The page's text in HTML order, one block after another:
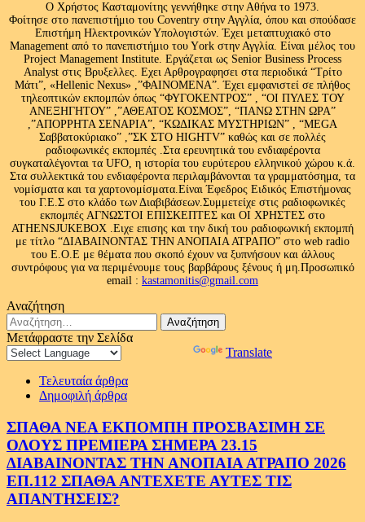
Ο Χρήστος Κασταμονίτης γεννήθηκε στην Αθήνα το 1973.
Φοίτησε στο πανεπιστήμιο του Coventry στην Αγγλία, όπου και σπούδασε
Επιστήμη Ηλεκτρονικών Υπολογιστών. Έχει μεταπτυχιακό στο
Management από το πανεπιστήμιο του Υork στην Αγγλία. Είναι μέλος του
Project Management Institute. Εργάζεται ως Senior Business Process
Analyst στις Βρυξελλες. Εχει Αρθρογραφησει στα περιοδικά “Τρίτο
Μάτι”, «Hellenic Nexus» ,”ΦΑΙΝΟΜΕΝΑ”. Έχει εμφανιστεί σε πλήθος
τηλεοπτικών εκπομπών όπως “ΦΥΓΟΚΕΝΤΡΟΣ” , “ΟΙ ΠΥΛΕΣ ΤΟΥ
ΑΝΕΞΗΓΗΤΟΥ” ,”ΑΘΕΑΤΟΣ ΚΟΣΜΟΣ”, “ΠΑΝΩ ΣΤΗΝ ΩΡΑ”
,”ΑΠΟΡΡΗΤΑ ΣΕΝΑΡΙΑ”, “ΚΩΔΙΚΑΣ ΜΥΣΤΗΡΙΩΝ” , “MEGA
Σαββατοκύριακο” ,”ΣΚ ΣΤΟ HIGHTV” καθώς και σε πολλές
ραδιοφωνικές εκπομπές .Στα ερευνητικά του ενδιαφέροντα
συγκαταλέγονται τα UFO, η ιστορία του ευρύτερου ελληνικού χώρου κ.ά.
Στα συλλεκτικά του ενδιαφέροντα περιλαμβάνονται τα γραμματόσημα, τα
νομίσματα και τα χαρτονομίσματα.Είναι Έφεδρος Ειδικός Επιστήμονας
του Γ.Ε.Σ στο κλάδο των Διαβιβάσεων.Συμμετείχε στις ραδιοφωνικές
εκπομπές ΑΓΝΩΣΤΟΙ ΕΠΙΣΚΕΠΤΕΣ και ΟΙ ΧΡΗΣΤΕΣ στο
ATHENSJUKEBOX .Ειχε επισης και την δική του ραδιοφωνική εκπομπή
με τίτλο “ΔΙΑΒΑΙΝΟΝΤΑΣ ΤΗΝ ΑΝΟΠΑΙΑ ΑΤΡΑΠΟ” στο web radio
του Ε.Ο.Ε με θέματα που σκοπό έχουν να ξυπνήσουν και άλλους
συντρόφους για να περιμένουμε τους βαρβάρους ξένους ή μη.Προσωπικό
email : kastamonitis@gmail.com
Αναζήτηση
Αναζήτηση
για:
Μετάφραστε την Σελίδα
Translate
Τελευταία άρθρα
Δημοφιλή άρθρα
ΣΠΑΘΑ ΝΕΑ ΕΚΠΟΜΠΗ ΠΡΟΣΒΑΣΙΜΗ ΣΕ
ΟΛΟΥΣ ΠΡΕΜΙΕΡΑ ΣΗΜΕΡΑ 23.15
ΔΙΑΒΑΙΝΟΝΤΑΣ ΤΗΝ ΑΝΟΠΑΙΑ ΑΤΡΑΠΟ 2026
ΕΠ.112 ΣΠΑΘΑ ΑΝΤΕΧΕΤΕ ΑΥΤΕΣ ΤΙΣ
ΑΠΑΝΤΗΣΕΙΣ?